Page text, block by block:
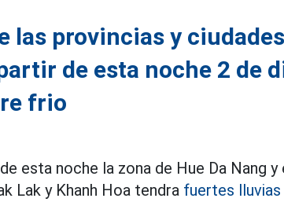
las provincias y
de esta noche 2 de
frio
esta noche la zona de Hue Da Nang
Lak y Khanh Hoa tendra fuertes lluvias